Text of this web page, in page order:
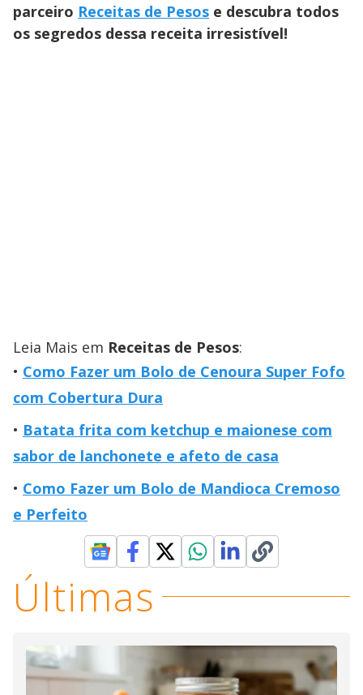
parceiro Receitas de Pesos e descubra todos
os segredos dessa receita irresistível!
Leia Mais em Receitas de Pesos:
Como Fazer um Bolo de Cenoura Super Fofo
com Cobertura Dura
Batata frita com ketchup e maionese com
sabor de lanchonete e afeto de casa
Como Fazer um Bolo de Mandioca Cremoso
e Perfeito
Últimas